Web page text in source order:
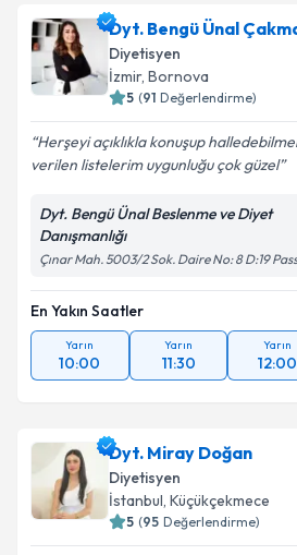
Dyt. Bengü Ünal
Diyetisyen
İzmir, Bornova
5 (91 Değerlendirme)
Herşeyi açıklıkla konuşup
verilen listelerim uygunluğu çok güzel
Dyt. Bengü Ünal Beslenme ve Diyet
Danışmanlığı
Çınar Mah. 5003/2 Sok. Daire No: 8 D:19
En Yakın Saatler
Yarın
10:00
Yarın
11:30
Yarın
12:00
Dyt. Miray Doğan
Diyetisyen
İstanbul, Küçükçekmece
5 (95 Değerlendirme)